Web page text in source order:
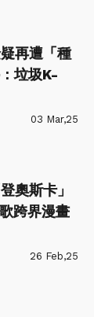
再遭「種
垃圾K-
03 Mar,25
奧斯卡」
跨界漫畫
26 Feb,25